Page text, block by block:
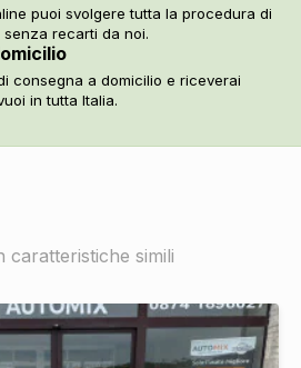
puoi svolgere tutta la procedura di
recarti da noi.
consegna a domicilio e riceverai
in tutta Italia.
simili